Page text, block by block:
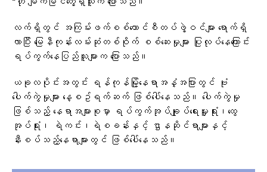
လက်ရှိတွင် အကြမ်းဖက်စစ်​ကောင်စီတပ်ဖွဲ့ဝင်များ ရောက်ရှိ
လာပြီး မြေနီကုန်းလမ်းဆုံတစ်ဝိုက် စစ်ဆေးမှုများ ပြုလုပ်နေကြောင်း
ရပ်ကွက်နေပြည်သူများက ပြောသည်။
ယခုလပိုင်းအတွင်း ရန်ကုန်မြို့​နေရာအနှံ့အပြားတွင် ဗုံး​
ပေါက်ကွဲမှုများ ​နေ့စဥ်ရက်ဆက် ဖြစ်​ပေါ်​နေသည်။ ​ပေါက်ကွဲမှု
ဖြစ်သည့် ​နေရာအများစုမှာ ရပ်ကွက်အုပ်ချုပ်​ရေးမှူးရုံး၊​ထွေ
အုပ်ရုံး၊ ရဲကင်း၊ရဲစခန်းနှင့် ဌာနဆိုင်ရာ​များနှင့်
နီးစပ်သည့်​နေရာများတွင် ဖြစ်​ပေါ်​နေသည်။